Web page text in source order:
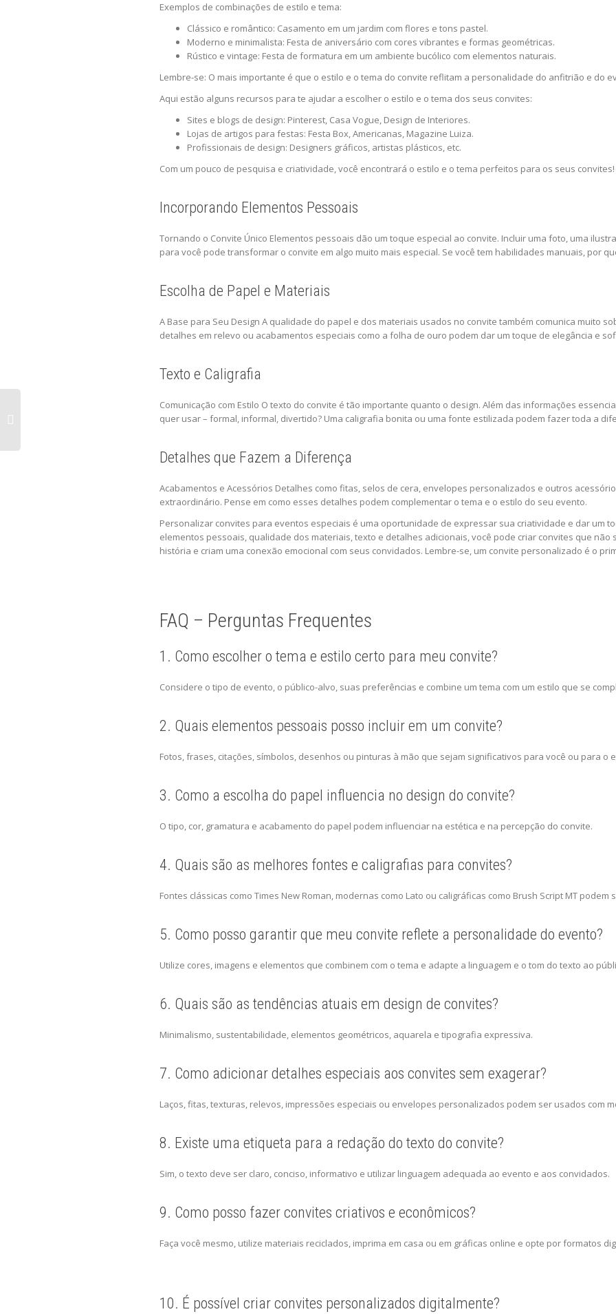
Exemplos de combinações de estilo e tema:
Clássico e romântico: Casamento em um jardim com flores e tons pastel.
Moderno e minimalista: Festa de aniversário com cores vibrantes e formas geométricas.
Rústico e vintage: Festa de formatura em um ambiente bucólico com elementos naturais.
Lembre-se: O mais importante é que o estilo e o tema do convite reflitam a personalidade do anfitrião e do
Aqui estão alguns recursos para te ajudar a escolher o estilo e o tema dos seus convites:
Sites e blogs de design: Pinterest, Casa Vogue, Design de Interiores.
Lojas de artigos para festas: Festa Box, Americanas, Magazine Luiza.
Profissionais de design: Designers gráficos, artistas plásticos, etc.
Com um pouco de pesquisa e criatividade, você encontrará o estilo e o tema perfeitos para os seus convites!
Incorporando Elementos Pessoais
Tornando o Convite Único Elementos pessoais dão um toque especial ao convite. Incluir uma foto, uma
para você pode transformar o convite em algo muito mais especial. Se você tem habilidades manuais, por
Escolha de Papel e Materiais
A Base para Seu Design A qualidade do papel e dos materiais usados no convite também comunica muito
detalhes em relevo ou acabamentos especiais como a folha de ouro podem dar um toque de elegância e
Texto e Caligrafia
Comunicação com Estilo O texto do convite é tão importante quanto o design. Além das informações
quer usar – formal, informal, divertido? Uma caligrafia bonita ou uma fonte estilizada podem fazer toda a
Detalhes que Fazem a Diferença
Acabamentos e Acessórios Detalhes como fitas, selos de cera, envelopes personalizados e outros
extraordinário. Pense em como esses detalhes podem complementar o tema e o estilo do seu evento.
Personalizar convites para eventos especiais é uma oportunidade de expressar sua criatividade e dar um
elementos pessoais, qualidade dos materiais, texto e detalhes adicionais, você pode criar convites que não
história e criam uma conexão emocional com seus convidados. Lembre-se, um convite personalizado é o
FAQ – Perguntas Frequentes
1. Como escolher o tema e estilo certo para meu convite?
Considere o tipo de evento, o público-alvo, suas preferências e combine um tema com um estilo que se
2. Quais elementos pessoais posso incluir em um convite?
Fotos, frases, citações, símbolos, desenhos ou pinturas à mão que sejam significativos para você ou para o
3. Como a escolha do papel influencia no design do convite?
O tipo, cor, gramatura e acabamento do papel podem influenciar na estética e na percepção do convite.
4. Quais são as melhores fontes e caligrafias para convites?
Fontes clássicas como Times New Roman, modernas como Lato ou caligráficas como Brush Script MT podem
5. Como posso garantir que meu convite reflete a personalidade do evento?
Utilize cores, imagens e elementos que combinem com o tema e adapte a linguagem e o tom do texto ao
6. Quais são as tendências atuais em design de convites?
Minimalismo, sustentabilidade, elementos geométricos, aquarela e tipografia expressiva.
7. Como adicionar detalhes especiais aos convites sem exagerar?
Laços, fitas, texturas, relevos, impressões especiais ou envelopes personalizados podem ser usados com
8. Existe uma etiqueta para a redação do texto do convite?
Sim, o texto deve ser claro, conciso, informativo e utilizar linguagem adequada ao evento e aos convidados.
9. Como posso fazer convites criativos e econômicos?
Faça você mesmo, utilize materiais reciclados, imprima em casa ou em gráficas online e opte por formatos
10. É possível criar convites personalizados digitalmente?